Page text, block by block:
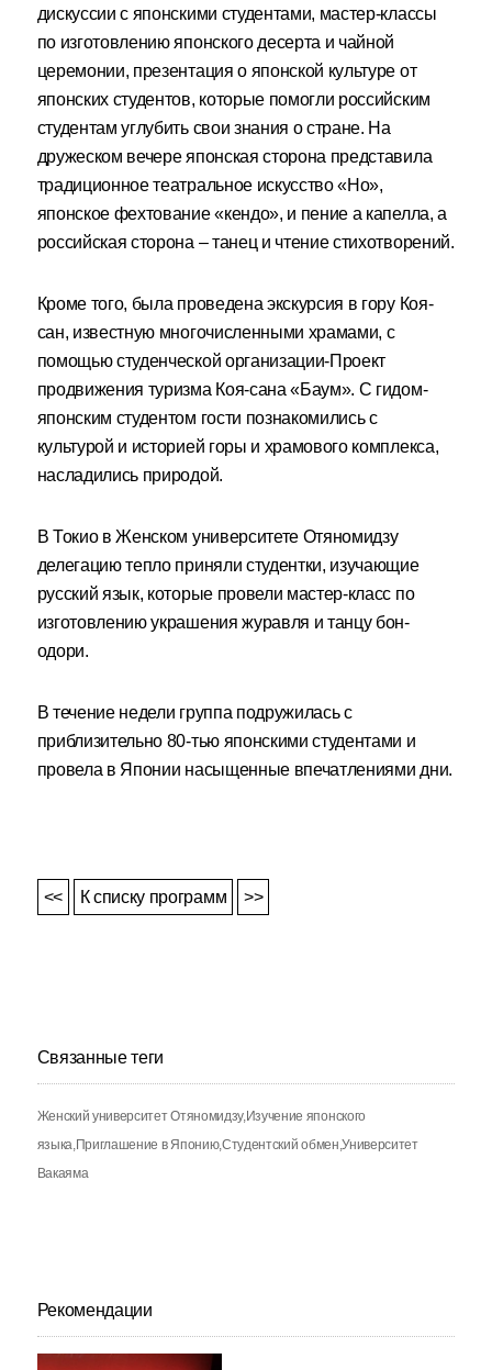
дискуссии с японскими студентами, мастер-классы
по изготовлению японского десерта и чайной
церемонии, презентация о японской культуре от
японских студентов, которые помогли российским
студентам углубить свои знания о стране. На
дружеском вечере японская сторона представила
традиционное театральное искусство «Но»,
японское фехтование «кендо», и пение а капелла, а
российская сторона – танец и чтение стихотворений.
Кроме того, была проведена экскурсия в гору Коя-
сан, известную многочисленными храмами, с
помощью студенческой организации-Проект
продвижения туризма Коя-сана «Баум». С гидом-
японским студентом гости познакомились с
культурой и историей горы и храмового комплекса,
насладились природой.
В Токио в Женском университете Отяномидзу
делегацию тепло приняли студентки, изучающие
русский язык, которые провели мастер-класс по
изготовлению украшения журавля и танцу бон-
одори.
В течение недели группа подружилась с
приблизительно 80-тью японскими студентами и
провела в Японии насыщенные впечатлениями дни.
<< К списку программ >>
Связанные теги
Женский университет ОтяномидзуИзучение японского
языкаПриглашение в ЯпониюСтудентский обмен Университет
Вакаяма
Рекомендации